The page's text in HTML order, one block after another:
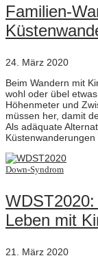
Familien-
24. März 2020
Beim Wandern mit
wohl oder übel
Höhenmeter und
müssen her, damit
Als adäquate
Down-Syndrom
Leben mit
21. März 2020